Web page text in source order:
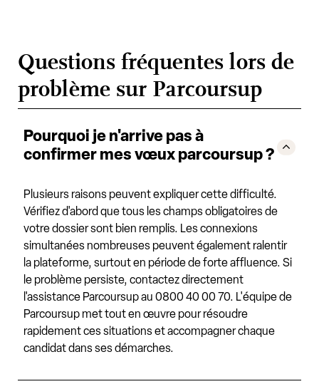
Questions fréquentes lors de
problème sur Parcoursup
Pourquoi je n'arrive pas à
confirmer mes vœux parcoursup ?
Plusieurs raisons peuvent expliquer cette difficulté.
Vérifiez d'abord que tous les champs obligatoires de
votre dossier sont bien remplis. Les connexions
simultanées nombreuses peuvent également ralentir
la plateforme, surtout en période de forte affluence. Si
le problème persiste, contactez directement
l'assistance Parcoursup au 0800 40 00 70. L'équipe de
Parcoursup met tout en œuvre pour résoudre
rapidement ces situations et accompagner chaque
candidat dans ses démarches.